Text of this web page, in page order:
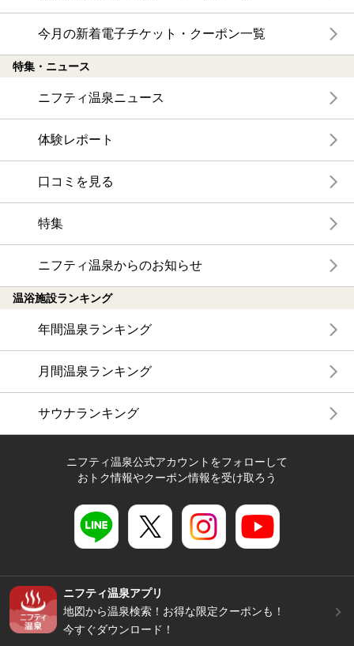
今月の新着電子チケット・クーポン一覧
特集・ニュース
ニフティ温泉ニュース
体験レポート
口コミを見る
特集
ニフティ温泉からのお知らせ
温浴施設ランキング
年間温泉ランキング
月間温泉ランキング
サウナランキング
ニフティ温泉公式アカウントをフォローして
おトク情報やクーポン情報を受け取ろう
ニフティ温泉アプリ
地図から温泉検索！お得な限定クーポンも！
今すぐダウンロード！